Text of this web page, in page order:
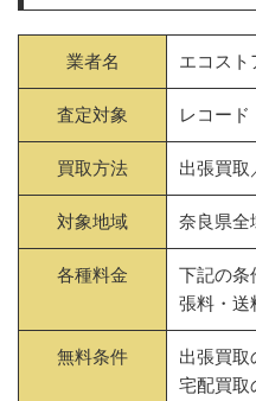
業者名 エコスト
査定対象 レコード
買取方法 出張買取
対象地域 奈良県全
各種料金
下記の条
張料・送
無料条件
出張買
宅配買取